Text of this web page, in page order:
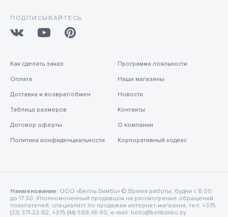
ПОДПИСЫВАЙТЕСЬ
Как сделать заказ
Оплата
Доставка и возврат/обмен
Таблица размеров
Договор оферты
Политика конфиденциальности
Программа лояльности
Наши магазины
Новости
Контакты
О компании
Корпоративный кодекс
Наименование: ООО «Белль Бимбо» © Время работы: будни с 8:00
до 17:30. Уполномоченный продавцом на рассмотрение обращений
покупателей: специалист по продажам интернет-магазина, тел: +375
(33) 371-22-82, +375 (44) 588-18-90, e-mail: hello@bellbimbo.by